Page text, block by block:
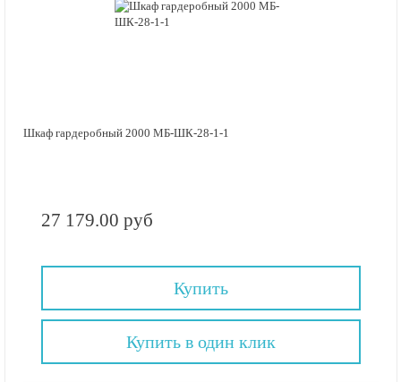
Шкаф гардеробный 2000 МБ-ШК-28-1-1
27 179.00 руб
Купить
Купить в один клик